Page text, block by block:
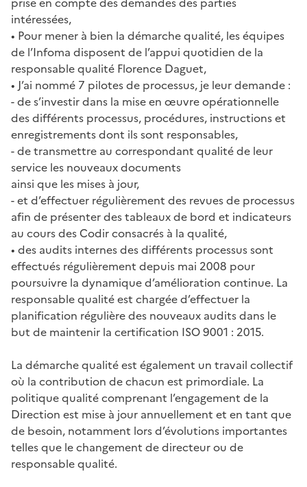
intéressées,
• Pour mener à bien la démarche qualité, les équipes
de l’Infoma disposent de l’appui quotidien de la
responsable qualité Florence Daguet,
• J’ai nommé 7 pilotes de processus, je leur demande :
- de s’investir dans la mise en œuvre opérationnelle
des différents processus, procédures, instructions et
enregistrements dont ils sont responsables,
- de transmettre au correspondant qualité de leur
service les nouveaux documents
ainsi que les mises à jour,
- et d’effectuer régulièrement des revues de processus
afin de présenter des tableaux de bord et indicateurs
au cours des Codir consacrés à la qualité,
• des audits internes des différents processus sont
effectués régulièrement depuis mai 2008 pour
poursuivre la dynamique d’amélioration continue. La
responsable qualité est chargée d’effectuer la
planification régulière des nouveaux audits dans le
but de maintenir la certification ISO 9001 : 2015.
La démarche qualité est également un travail collectif
où la contribution de chacun est primordiale. La
politique qualité comprenant l’engagement de la
Direction est mise à jour annuellement et en tant que
de besoin, notamment lors d’évolutions importantes
telles que le changement de directeur ou de
responsable qualité.